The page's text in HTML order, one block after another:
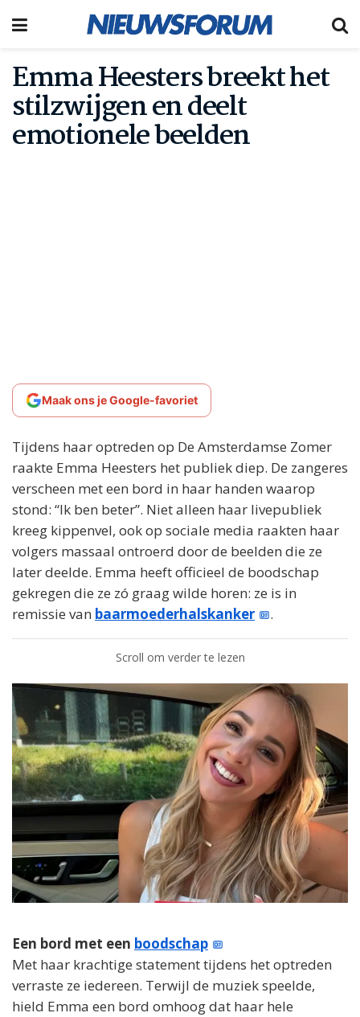
Emma Heesters breekt het
stilzwijgen en deelt
emotionele beelden
Maak ons je Google-favoriet
Tijdens haar optreden op De Amsterdamse Zomer
raakte Emma Heesters het publiek diep. De zangeres
verscheen met een bord in haar handen waarop
stond: “Ik ben beter”. Niet alleen haar livepubliek
kreeg kippenvel, ook op sociale media raakten haar
volgers massaal ontroerd door de beelden die ze
later deelde. Emma heeft officieel de boodschap
gekregen die ze zó graag wilde horen: ze is in
remissie van baarmoederhalskanker .
Scroll om verder te lezen
Een bord met een boodschap
Met haar krachtige statement tijdens het optreden
verraste ze iedereen. Terwijl de muziek speelde,
hield Emma een bord omhoog dat haar hele